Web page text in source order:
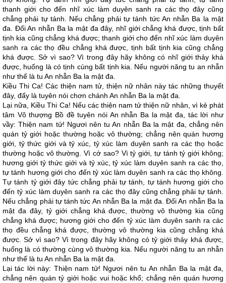
thanh giới cho đến nhĩ xúc làm duyên sanh ra các thọ đây cũng
chẳng phải tự tánh. Nếu chẳng phải tự tánh tức An nhẫn Ba la mật
đa. Đối An nhẫn Ba la mật đa đây, nhĩ giới chẳng khá được, tịnh bất
tịnh kia cũng chẳng khá được; thanh giới cho đến nhĩ xúc làm duyên
sanh ra các thọ đều chẳng khá được, tịnh bất tịnh kia cũng chẳng
khá được. Sở vì sao? Vì trong đây hãy không có nhĩ giới thảy khá
được, huống là có tịnh cùng bất tịnh kia. Nếu người năng tu an nhẫn
như thế là tu An nhẫn Ba la mật đa.
Kiều Thi Ca! Các thiện nam tử, thiện nữ nhân này tác những thuyết
đây, đấy là tuyên nói chơn chánh An nhẫn Ba la mật đa.
Lại nữa, Kiều Thi Ca! Nếu các thiện nam tử thiện nữ nhân, vì kẻ phát
tâm Vô thượng Bồ đề tuyên nói An nhẫn Ba la mật đa, tác lời như
vầy: Thiện nam tử! Ngươi nên tu An nhẫn Ba la mật đa, chẳng nên
quán tỷ giới hoặc thường hoặc vô thường; chẳng nên quán hương
giới, tỷ thức giới và tỷ xúc, tỷ xúc làm duyên sanh ra các thọ hoặc
thường hoặc vô thường. Vì cớ sao? Vì tỷ giới, tự tánh tỷ giới không;
hương giới tỷ thức giới và tỷ xúc, tỷ xúc làm duyên sanh ra các thọ,
tự tánh hương giới cho đến tỷ xúc làm duyên sanh ra các thọ không.
Tự tánh tỷ giới đây tức chẳng phải tự tánh, tự tánh hương giới cho
đến tỷ xúc làm duyên sanh ra các thọ đây cũng chẳng phải tự tánh.
Nếu chẳng phải tự tánh tức An nhẫn Ba la mật đa. Đối An nhẫn Ba la
mật đa đây, tỷ giới chẳng khá được, thường vô thường kia cũng
chẳng khá được; hương giới cho đến tỷ xúc làm duyên sanh ra các
thọ đều chẳng khá được, thường vô thường kia cũng chẳng khá
được. Sở vì sao? Vì trong đây hãy không có tỷ giới thảy khá được,
huống là có thường cùng vô thường kia. Nếu người năng tu an nhẫn
như thế là tu An nhẫn Ba la mật đa.
Lại tác lời này: Thiện nam tử! Ngươi nên tu An nhẫn Ba la mật đa,
chẳng nên quán tỷ giới hoặc vui hoặc khổ; chẳng nên quán hương